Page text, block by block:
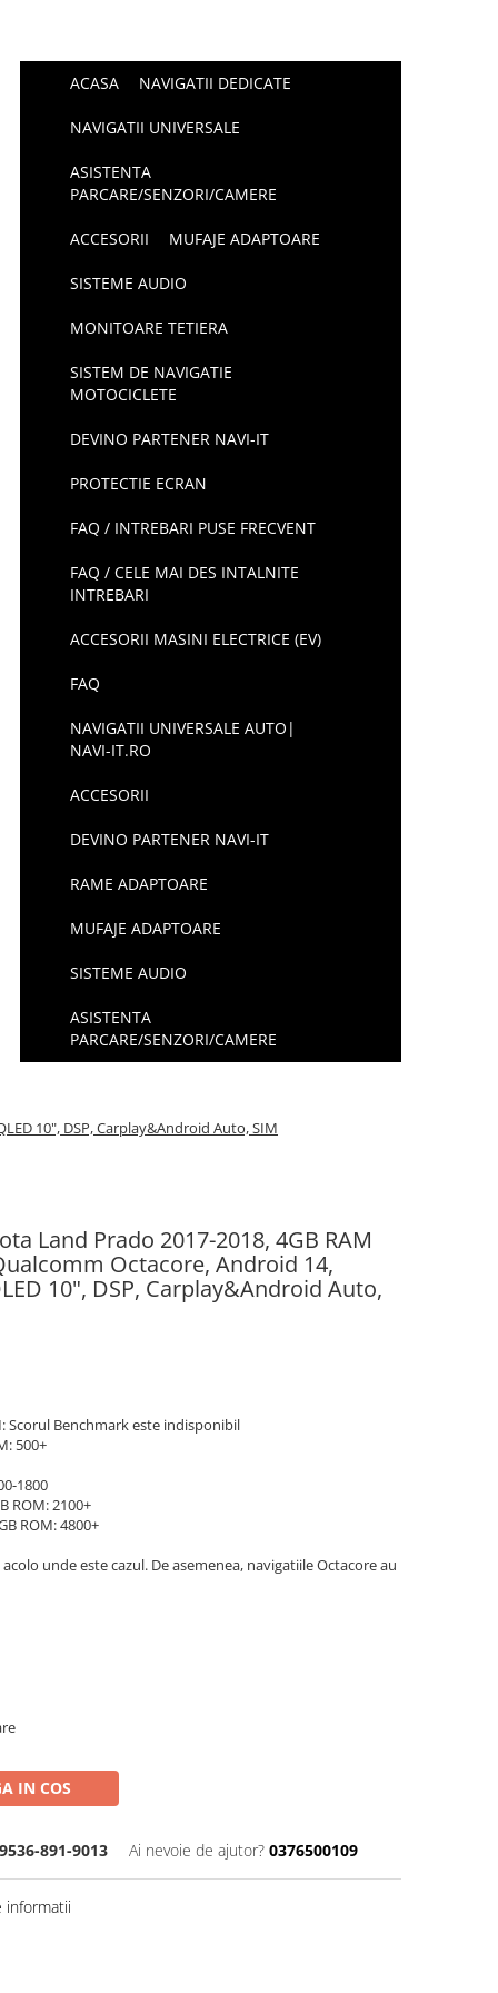
ACASA NAVIGATII DEDICATE
NAVIGATII UNIVERSALE
ASISTENTA
PARCARE/SENZORI/CAMERE
ACCESORII MUFAJE ADAPTOARE
SISTEME AUDIO
MONITOARE TETIERA
SISTEM DE NAVIGATIE
MOTOCICLETE
DEVINO PARTENER NAVI-IT
PROTECTIE ECRAN
FAQ / INTREBARI PUSE FRECVENT
FAQ / CELE MAI DES INTALNITE
INTREBARI
ACCESORII MASINI ELECTRICE (EV)
FAQ
NAVIGATII UNIVERSALE AUTO|
NAVI-IT.RO
ACCESORII
DEVINO PARTENER NAVI-IT
RAME ADAPTOARE
MUFAJE ADAPTOARE
SISTEME AUDIO
ASISTENTA
PARCARE/SENZORI/CAMERE
10", DSP, Carplay&Android Auto, SIM
Land Prado 2017-2018, 4GB RAM
Octacore, Android 14,
10", DSP, Carplay&Android Auto,
Scorul Benchmark este indisponibil
500+
1800
ROM: 2100+
ROM: 4800+
unde este cazul. De asemenea, navigatiile Octacore au
IN COS
891-9013 Ai nevoie de ajutor? 0376500109
informatii